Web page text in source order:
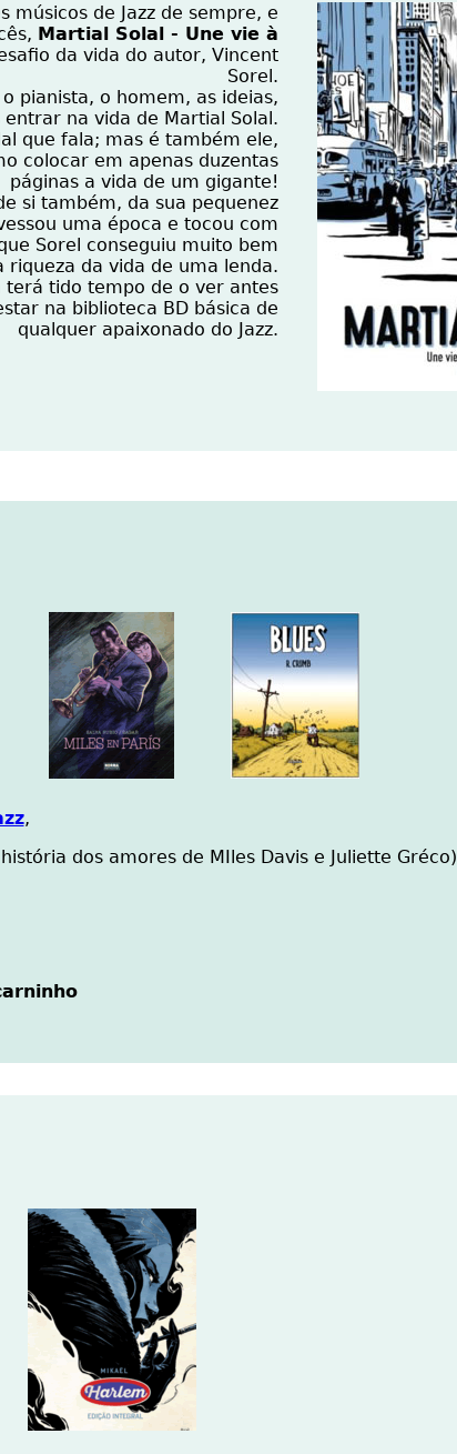
músicos de Jazz de sempre, e
Martial Solal - Une vie à
da vida do autor, Vincent
Sorel.
pianista, o homem, as ideias,
na vida de Martial Solal.
que fala; mas é também ele,
colocar em apenas duzentas
páginas a vida de um gigante!
si também, da sua pequenez
uma época e tocou com
Sorel conseguiu muito bem
da vida de uma lenda.
terá tido tempo de o ver antes
na biblioteca BD básica de
qualquer apaixonado do Jazz.
,
dos amores de MIles Davis e Juliette Gréco)